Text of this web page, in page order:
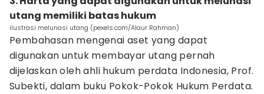
utang memiliki batas hukum
ilustrasi melunasi utang (pexels.com/Alaur Rahman)
Pembahasan mengenai aset yang dapat
digunakan untuk membayar utang pernah
dijelaskan oleh ahli hukum perdata Indonesia, Prof.
Subekti, dalam buku Pokok-Pokok Hukum Perdata.